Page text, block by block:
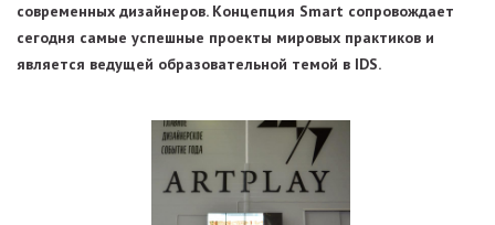
современных дизайнеров. Концепция Smart сопровождает
сегодня самые успешные проекты мировых практиков и
является ведущей образовательной темой в IDS.